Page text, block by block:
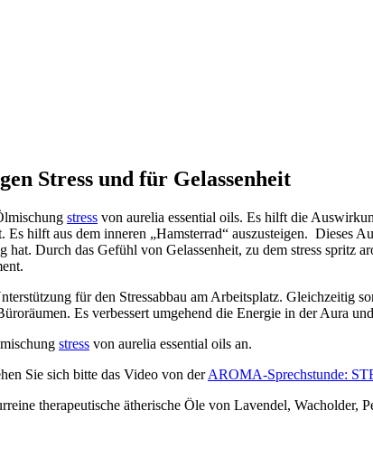
Stress und für Gelassenheit
stress von aurelia essential oils. Es hilft die
hilft aus dem inneren „Hamsterrad“ auszusteigen. Dieses
Durch das Gefühl von Gelassenheit, zu dem stress spritz
für den Stressabbau am Arbeitsplatz. Gleichzeitig
Es verbessert umgehend die Energie in der Aura
stress von aurelia essential oils an.
Sie sich bitte das Video von derAROMA-Sprechstunde:
therapeutische ätherische Öle von Lavendel,